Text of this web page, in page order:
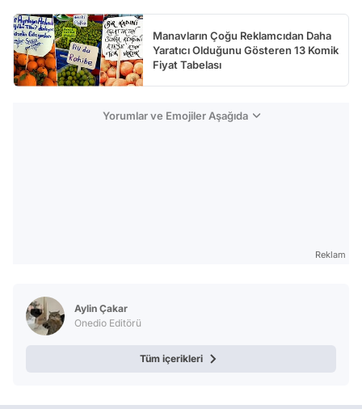
Manavların Çoğu Reklamcıdan Daha
Yaratıcı Olduğunu Gösteren 13 Komik
Fiyat Tabelası
Yorumlar ve Emojiler Aşağıda
Reklam
Aylin Çakar
Onedio Editörü
Tüm içerikleri